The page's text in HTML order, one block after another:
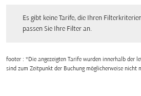
Es gibt keine Tarife, die Ihren
passen Sie Ihre Filter an.
footer : *Die angezeigten Tarife wurden innerhalb der
sind zum Zeitpunkt der Buchung möglicherweise nicht